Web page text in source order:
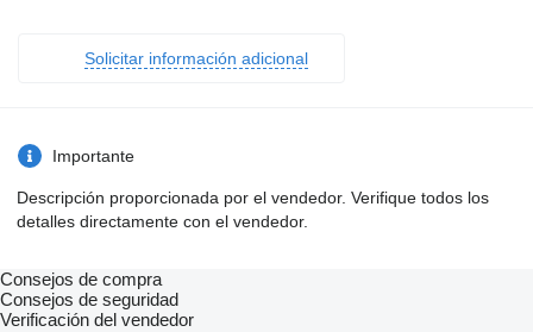
Solicitar información adicional
Importante
Descripción proporcionada por el vendedor. Verifique todos los
detalles directamente con el vendedor.
Consejos de compra
Consejos de seguridad
Verificación del vendedor